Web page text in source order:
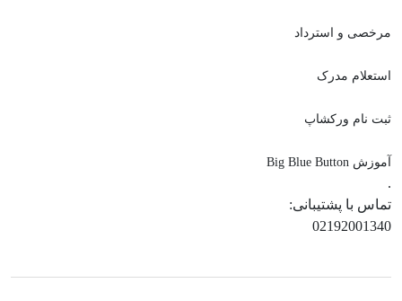
مرخصی و استرداد
استعلام مدرک
ثبت نام ورکشاپ
آموزش Big Blue Button
.
تماس با پشتیبانی:
02192001340